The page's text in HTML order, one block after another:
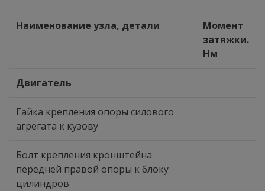
Наименование узла, детали
Момент
затяжки.
Нм
Двигатель
Гайка крепления опоры силового
агрегата к кузову
Болт крепления кронштейна
передней правой опоры к блоку
цилиндров